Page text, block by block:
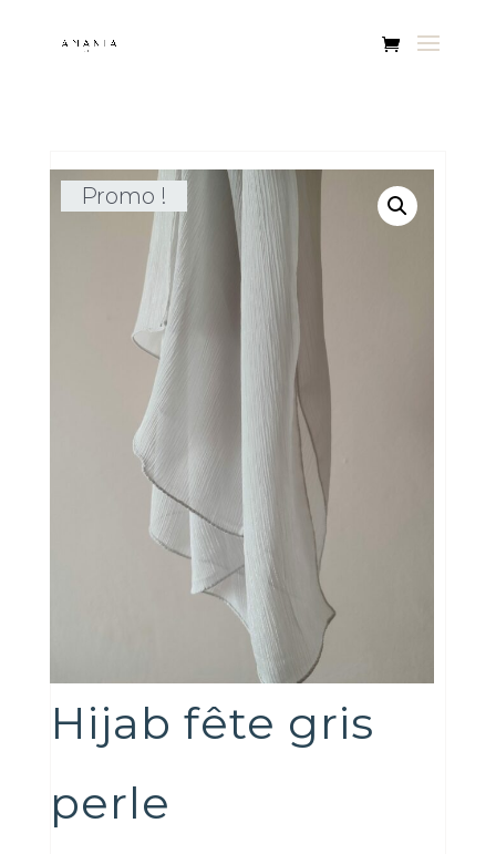
Promo !
Hijab fête gris
perle